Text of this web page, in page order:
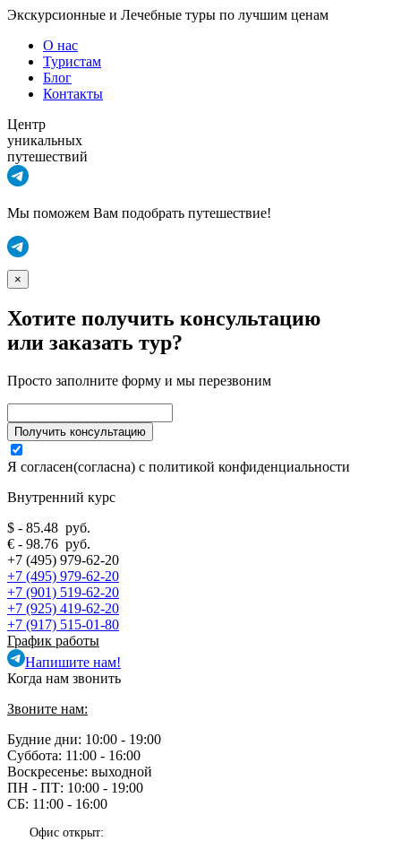
Экскурсионные и Лечебные туры по лучшим ценам
О нас
Туристам
Блог
Контакты
Центр
уникальных
путешествий
Мы поможем Вам подобрать путешествие!
×
Хотите получить консультацию
или заказать тур?
Просто заполните форму и мы перезвоним
Я согласен(согласна) с политикой конфиденциальности
Внутренний курс
$ - 85.48 руб.
€ - 98.76 руб.
+7 (495) 979-62-20
+7 (495) 979-62-20
+7 (901) 519-62-20
+7 (925) 419-62-20
+7 (917) 515-01-80
График работы
Напишите нам!
Когда нам звонить
Звоните нам:
Будние дни: 10:00 - 19:00
Суббота: 11:00 - 16:00
Воскресенье: выходной
ПН - ПТ: 10:00 - 19:00
СБ: 11:00 - 16:00
Офис открыт: